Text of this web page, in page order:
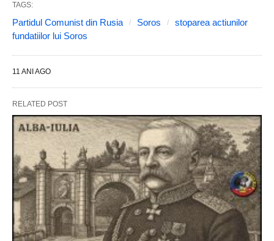
TAGS:
Partidul Comunist din Rusia Soros
stoparea actiunilor
fundatiilor lui Soros
11 ANI AGO
RELATED POST